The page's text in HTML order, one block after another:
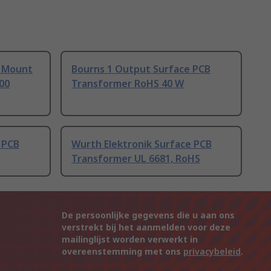
Bourns 1 Output Surface PCB
Transformer RoHS 40 W
Wurth Elektronik Surface PCB
Transformer UL 6681, RoHS
De persoonlijke gegevens die u aan ons
verstrekt bij het aanmelden voor deze
mailinglijst worden verwerkt in
overeenstemming met ons privacybeleid.